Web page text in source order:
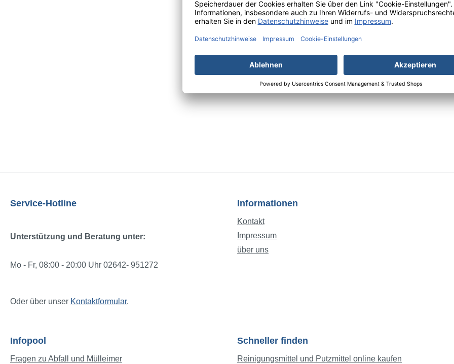
Durchmesser Kern innen [mm] 12
Durchmesser Rolle [mm]
Farbe Papier Weiß
Papiersorte Thermopapier
Service-Hotline
Unterstützung und Beratung unter:
Mo - Fr, 08:00 - 20:00 Uhr 02642- 951272
Oder über unser Kontaktformular.
Informationen
Kontakt
Impressum
über uns
Infopool
Fragen zu Abfall und Mülleimer
Schneller finden
Reinigungsmittel und Putzmittel online kaufen